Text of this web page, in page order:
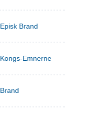
Episk Brand
Kongs-Emnerne
Brand